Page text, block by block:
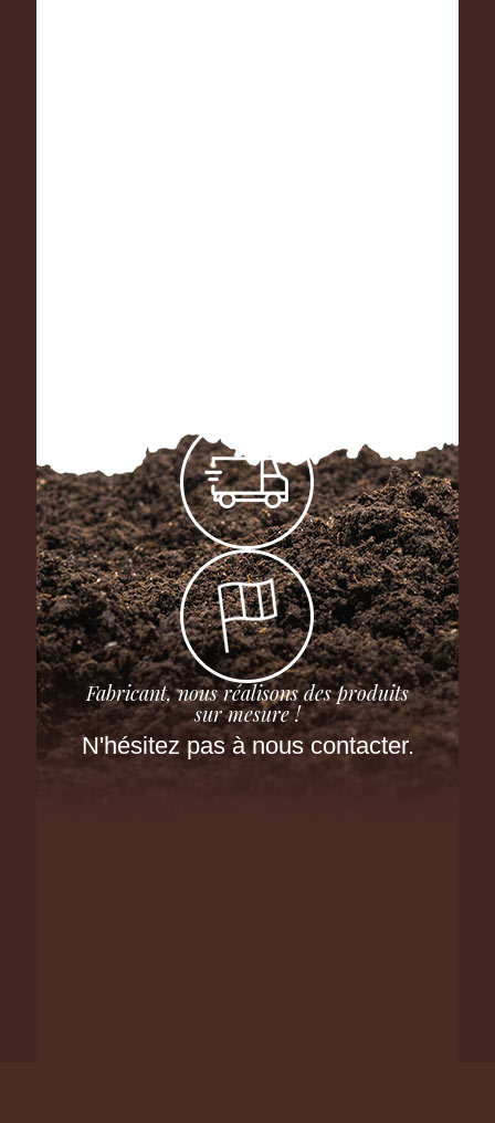
Fabricant, nous réalisons des produits
sur mesure !
N'hésitez pas à nous contacter.